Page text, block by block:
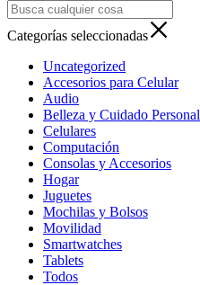
Categorías seleccionadas
Uncategorized
Accesorios para Celular
Audio
Belleza y Cuidado Personal
Celulares
Computación
Consolas y Accesorios
Hogar
Juguetes
Mochilas y Bolsos
Movilidad
Smartwatches
Tablets
Todos